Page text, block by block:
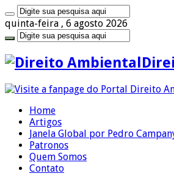
quinta-feira , 6 agosto 2026
Home
Artigos
Janela Global por Pedro
Patronos
Quem Somos
Contato